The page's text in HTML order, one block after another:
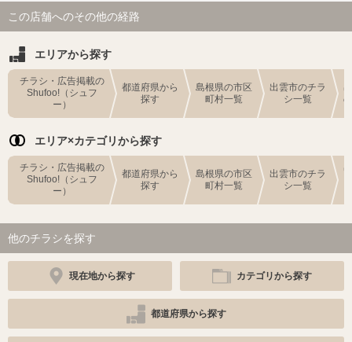
この店舗へのその他の経路
エリアから探す
チラシ・広告掲載の
Shufoo!（シュフ
ー）
都道府県から
探す
島根県の市区
町村一覧
出雲市のチラ
シ一覧
エリア×カテゴリから探す
チラシ・広告掲載の
Shufoo!（シュフ
ー）
都道府県から
探す
島根県の市区
町村一覧
出雲市のチラ
シ一覧
他のチラシを探す
現在地から探す カテゴリから探す
都道府県から探す